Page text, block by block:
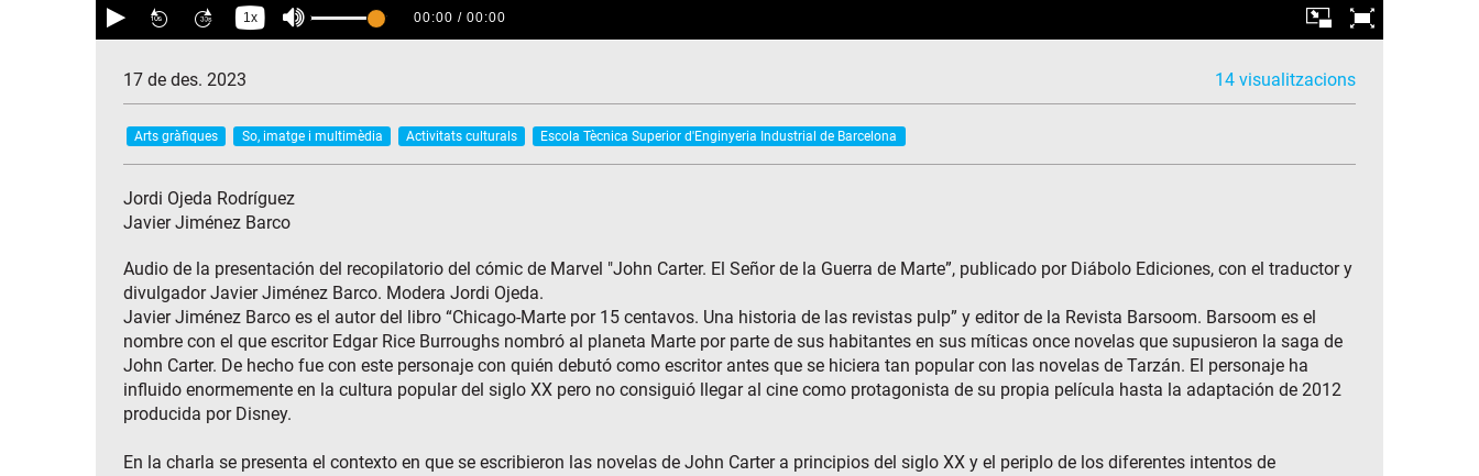
17 de des. 2023 14 visualitzacions
Arts gràfiques So, imatge i multimèdia Activitats culturals Escola Tècnica Superior d'Enginyeria Industrial de Barcelona
Jordi Ojeda Rodríguez
Javier Jiménez Barco
Audio de la presentación del recopilatorio del cómic de Marvel "John Carter. El Señor de la Guerra de Marte”, publicado por Diábolo Ediciones, con el traductor y
divulgador Javier Jiménez Barco. Modera Jordi Ojeda.
Javier Jiménez Barco es el autor del libro “Chicago-Marte por 15 centavos. Una historia de las revistas pulp” y editor de la Revista Barsoom. Barsoom es el
nombre con el que escritor Edgar Rice Burroughs nombró al planeta Marte por parte de sus habitantes en sus míticas once novelas que supusieron la saga de
John Carter. De hecho fue con este personaje con quién debutó como escritor antes que se hiciera tan popular con las novelas de Tarzán. El personaje ha
influido enormemente en la cultura popular del siglo XX pero no consiguió llegar al cine como protagonista de su propia película hasta la adaptación de 2012
producida por Disney.
En la charla se presenta el contexto en que se escribieron las novelas de John Carter a principios del siglo XX y el periplo de los diferentes intentos de